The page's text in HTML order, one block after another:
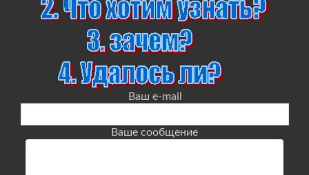
Ваш e-mail
Ваше сообщение